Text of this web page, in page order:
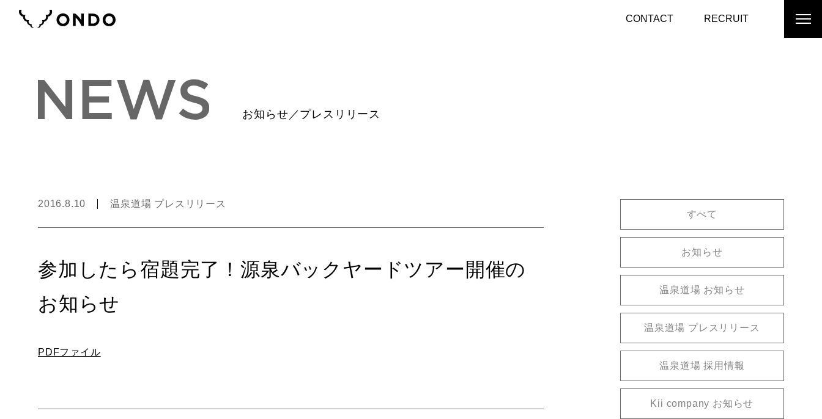
CONTACT RECRUIT
お知らせ／プレスリリース
2016.8.10 温泉道場 プレスリリース
参加したら宿題完了！源泉バックヤードツアー開催の
お知らせ
PDFファイル
すべて
お知らせ
温泉道場 お知らせ
温泉道場 プレスリリース
温泉道場 採用情報
Kii company お知らせ